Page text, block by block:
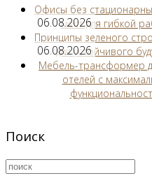
Офисы без
мест для гибкой
06.08.2026
Принципы зеленого
для устойчивого
06.08.2026
Мебель-трансформер
отелей с
Поиск